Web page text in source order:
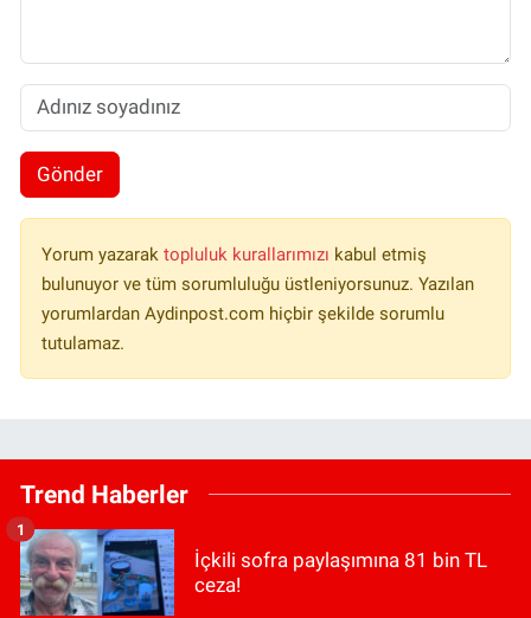
Gönder
Yorum yazarak topluluk kurallarımızı kabul etmiş
bulunuyor ve tüm sorumluluğu üstleniyorsunuz. Yazılan
yorumlardan Aydinpost.com hiçbir şekilde sorumlu
tutulamaz.
Trend Haberler
İçkili sofra paylaşımına 81 bin TL
ceza!
1